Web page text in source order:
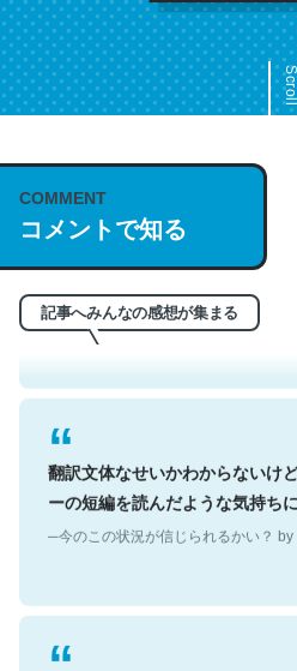
COMMENT
コメントで知る
記事へみんなの感想が集まる
これは名文。彼はとてもクレバ
う。英語少しでも読める人は原
れ好き。Let’s Fucking Go.
─今のこの状況が信じられるかい？ by
翻訳文体なせいかわからないけ
ーの短編を読んだような気持ちに